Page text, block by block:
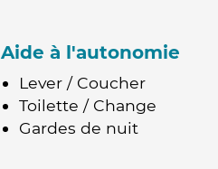
Aide à l'autonomie
Lever / Coucher
Toilette / Change
Gardes de nuit